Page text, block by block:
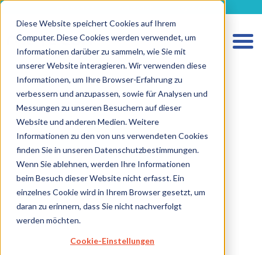
Diese Website speichert Cookies auf Ihrem
Computer. Diese Cookies werden verwendet, um
Informationen darüber zu sammeln, wie Sie mit
unserer Website interagieren. Wir verwenden diese
Informationen, um Ihre Browser-Erfahrung zu
verbessern und anzupassen, sowie für Analysen und
Messungen zu unseren Besuchern auf dieser
Website und anderen Medien. Weitere
Informationen zu den von uns verwendeten Cookies
finden Sie in unseren Datenschutzbestimmungen.
Wenn Sie ablehnen, werden Ihre Informationen
beim Besuch dieser Website nicht erfasst. Ein
einzelnes Cookie wird in Ihrem Browser gesetzt, um
daran zu erinnern, dass Sie nicht nachverfolgt
werden möchten.
Cookie-Einstellungen
HOME
LEISTUNGEN MEDIZINPRODUKTE
LEISTUNGEN IVD
ZUKUNFTSSTARKE LÖSUNGEN
ÜBER UNS
KARRIERE
IMPRESSUM